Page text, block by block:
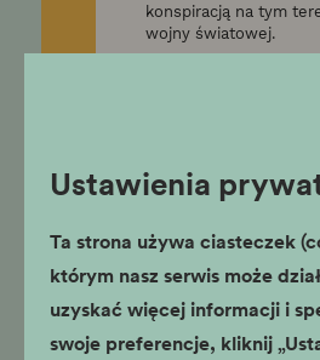
Ustawienia
Ta strona używa ciasteczek
którym nasz serwis może
uzyskać więcej informacji i
swoje preferencje, kliknij
konspiracją na tym
wojny światowej.
stacjonarne
Zwykli
niezwykli
Fabryka Emalia
Celem zajęć jest
uwzględnieniem